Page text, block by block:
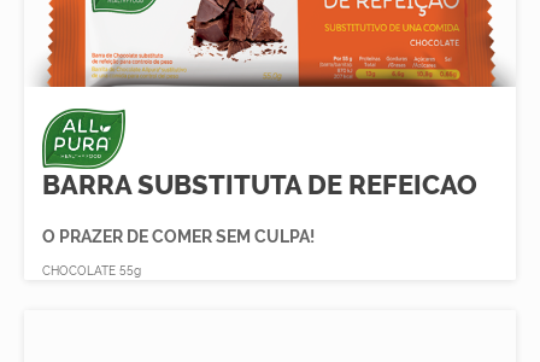
BARRA SUBSTITUTA DE REFEICAO
O PRAZER DE COMER SEM CULPA!
CHOCOLATE 55g